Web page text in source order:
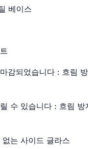
베이스
감되었습니다 : 흐림
수 있습니다 : 흐림 방
는 사이드 글라스